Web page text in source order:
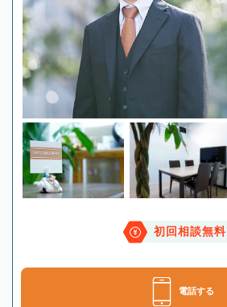
初回相談無料
電話する